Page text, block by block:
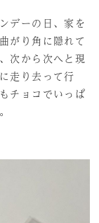
デーの日、家を
がり角に隠れて
次から次へと現
走り去って行
チョコでいっぱ